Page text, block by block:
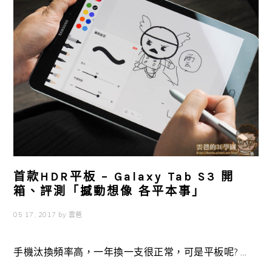
首款HDR平板 – Galaxy Tab S3 開
箱、評測「撼動想像 各平本事」
05 17, 2017 by 雲爸
手機汰換頻率高，一年換一支很正常，可是平板呢? ...